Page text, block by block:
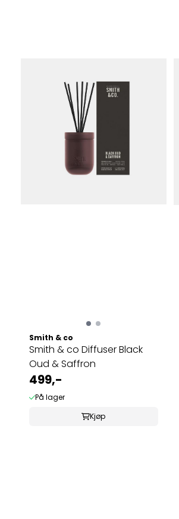
Smith & co
Smith & co Diffuser Black
Oud & Saffron
499,-
På lager
Kjøp